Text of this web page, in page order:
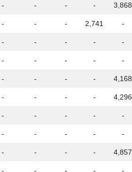
- - - - 3,868
- - - 2,741 -
- - - - -
- - - - -
- - - - 4,168
- - - - 4,296
- - - - -
- - - - -
- - - - 4,857